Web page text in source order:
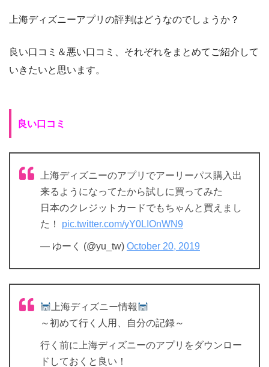
上海ディズニーアプリの評判はどうなのでしょうか？
良い口コミ＆悪い口コミ、それぞれをまとめてご紹介して
いきたいと思います。
良い口コミ
上海ディズニーのアプリでアーリーパス購入出
来るようになってたから試しに買ってみた
日本のクレジットカードでもちゃんと買えまし
た！ pic.twitter.com/yY0LIOnWN9
— ゆーく (@yu_tw) October 20, 2019
上海ディズニー情報
～初めて行く人用、自分の記録～
行く前に上海ディズニーのアプリをダウンロー
ドしておくと良い！